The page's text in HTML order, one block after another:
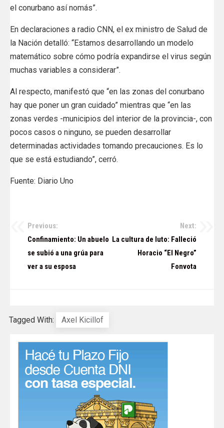
el conurbano así nomás”.
En declaraciones a radio CNN, el ex ministro de Salud de
la Nación detalló: “Estamos desarrollando un modelo
matemático sobre cómo podría expandirse el virus según
muchas variables a considerar”.
Al respecto, manifestó que “en las zonas del conurbano
hay que poner un gran cuidado” mientras que “en las
zonas verdes -municipios del interior de la provincia-, con
pocos casos o ninguno, se pueden desarrollar
determinadas actividades tomando precauciones. Es lo
que se está estudiando”, cerró.
Fuente: Diario Uno
Navegación
entradas
Previous:
Confinamiento: Un abuelo
se subió a una grúa para
ver a su esposa
Next:
La cultura de luto: Falleció
Horacio “El Negro”
Fonvota
Tagged With: Axel Kicillof